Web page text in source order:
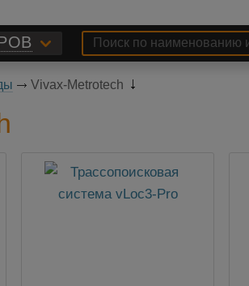
Vivax-Metrotech